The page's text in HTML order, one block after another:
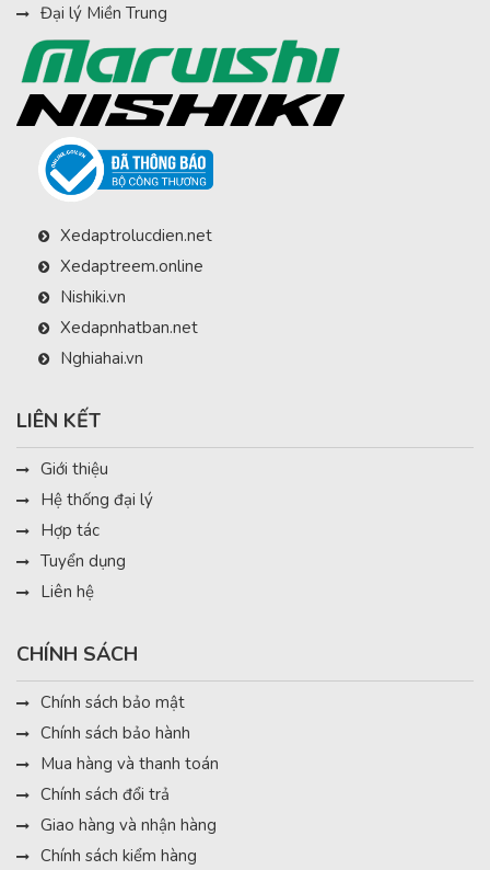
Đại lý Miền Trung
Xedaptrolucdien.net
Xedaptreem.online
Nishiki.vn
Xedapnhatban.net
Nghiahai.vn
LIÊN KẾT
Giới thiệu
Hệ thống đại lý
Hợp tác
Tuyển dụng
Liên hệ
CHÍNH SÁCH
Chính sách bảo mật
Chính sách bảo hành
Mua hàng và thanh toán
Chính sách đổi trả
Giao hàng và nhận hàng
Chính sách kiểm hàng